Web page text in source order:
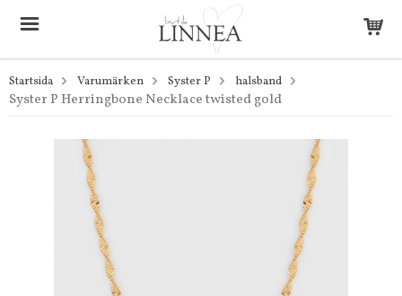
Startsida Varumärken Syster P halsband
Syster P Herringbone Necklace twisted gold